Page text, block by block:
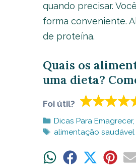
quando precisar.
forma conveniente.
de proteína.
Quais os
uma dieta?
Foi útil?
Categorias
Dicas Para Emagrecer,
Tags
alimentação saudável
ShareShare Share